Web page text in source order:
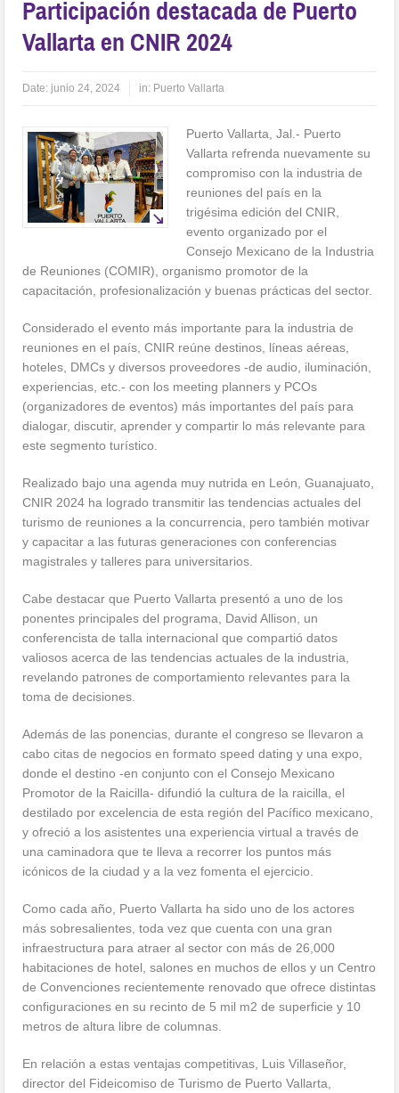
Participación destacada de Puerto
Vallarta en CNIR 2024
Date: junio 24, 2024 in: Puerto Vallarta
Puerto Vallarta, Jal.- Puerto
Vallarta refrenda nuevamente su
compromiso con la industria de
reuniones del país en la
trigésima edición del CNIR,
evento organizado por el
Consejo Mexicano de la Industria
de Reuniones (COMIR), organismo promotor de la
capacitación, profesionalización y buenas prácticas del sector.
Considerado el evento más importante para la industria de
reuniones en el país, CNIR reúne destinos, líneas aéreas,
hoteles, DMCs y diversos proveedores -de audio, iluminación,
experiencias, etc.- con los meeting planners y PCOs
(organizadores de eventos) más importantes del país para
dialogar, discutir, aprender y compartir lo más relevante para
este segmento turístico.
Realizado bajo una agenda muy nutrida en León, Guanajuato,
CNIR 2024 ha logrado transmitir las tendencias actuales del
turismo de reuniones a la concurrencia, pero también motivar
y capacitar a las futuras generaciones con conferencias
magistrales y talleres para universitarios.
Cabe destacar que Puerto Vallarta presentó a uno de los
ponentes principales del programa, David Allison, un
conferencista de talla internacional que compartió datos
valiosos acerca de las tendencias actuales de la industria,
revelando patrones de comportamiento relevantes para la
toma de decisiones.
Además de las ponencias, durante el congreso se llevaron a
cabo citas de negocios en formato speed dating y una expo,
donde el destino -en conjunto con el Consejo Mexicano
Promotor de la Raicilla- difundió la cultura de la raicilla, el
destilado por excelencia de esta región del Pacífico mexicano,
y ofreció a los asistentes una experiencia virtual a través de
una caminadora que te lleva a recorrer los puntos más
icónicos de la ciudad y a la vez fomenta el ejercicio.
Como cada año, Puerto Vallarta ha sido uno de los actores
más sobresalientes, toda vez que cuenta con una gran
infraestructura para atraer al sector con más de 26,000
habitaciones de hotel, salones en muchos de ellos y un Centro
de Convenciones recientemente renovado que ofrece distintas
configuraciones en su recinto de 5 mil m2 de superficie y 10
metros de altura libre de columnas.
En relación a estas ventajas competitivas, Luis Villaseñor,
director del Fideicomiso de Turismo de Puerto Vallarta,